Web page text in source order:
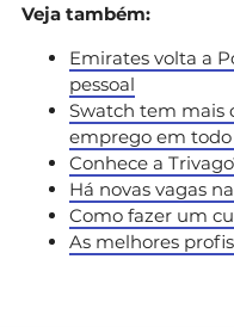
Veja também:
Emirates volta a
pessoal
Swatch tem mais
emprego em
Conhece a
Há novas vagas
Como fazer um
As melhores